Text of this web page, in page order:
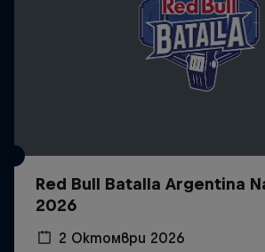
Red Bull Batalla Argentina
2026
2 Октомври 2026